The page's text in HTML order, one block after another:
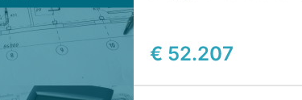
€ 52.207